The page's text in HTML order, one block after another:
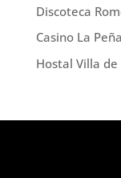
Discoteca
Casino La Peña
Hostal Villa de